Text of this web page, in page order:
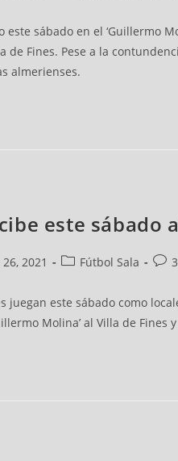
este sábado en el
de Fines. Pese a la
almerienses.
este sábado
2021 Fútbol Sala
juegan este sábado como
Molina’ al Villa de